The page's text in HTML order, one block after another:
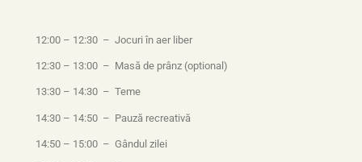
12:00 – 12:30 – Jocuri în aer liber
12:30 – 13:00 – Masă de prânz (optional)
13:30 – 14:30 – Teme
14:30 – 14:50 – Pauză recreativă
14:50 – 15:00 – Gândul zilei